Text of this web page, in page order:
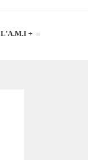
L’A.M.I +